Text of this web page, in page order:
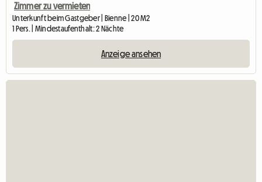
Zimmer zu vermieten
Unterkunft beim Gastgeber | Bienne | 20 M2
1 Pers. | Mindestaufenthalt: 2 Nächte
Anzeige ansehen